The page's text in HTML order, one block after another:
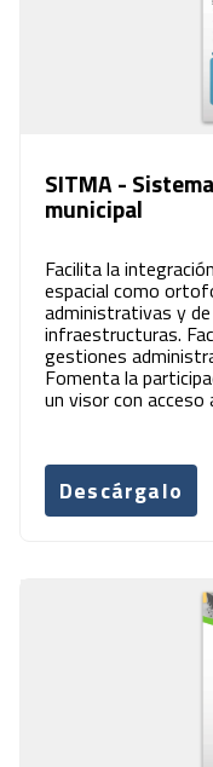
SITMA -
municipal
Facilita la
espacial como
administrativas y
infraestructuras.
gestiones
Fomenta la
un visor con
Descárgalo